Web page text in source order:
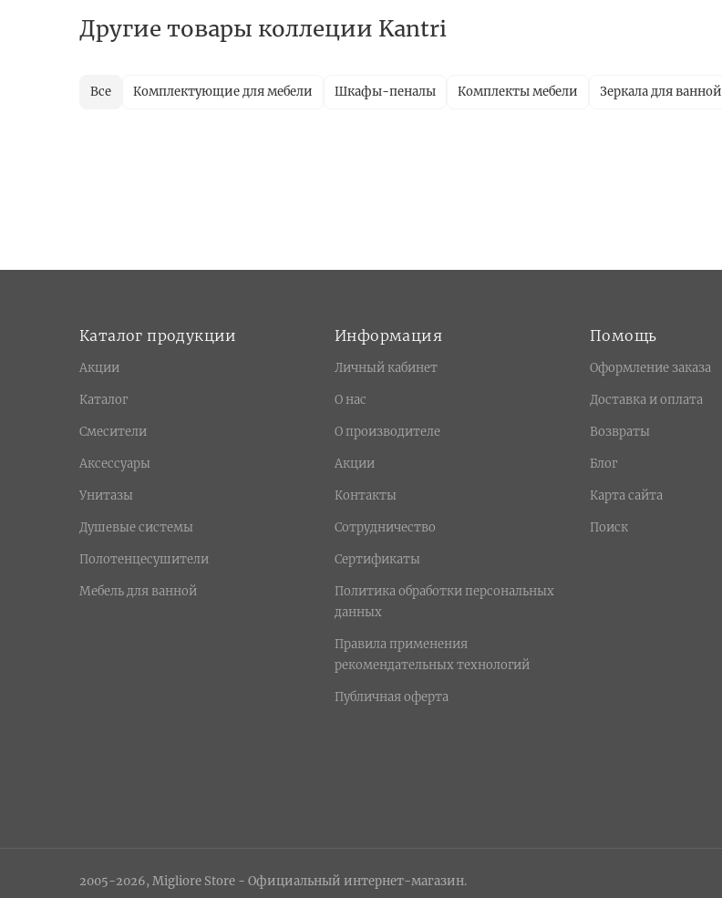
Другие товары коллеции Kantri
Все Комплектующие для мебели Шкафы-пеналы Комплекты мебели Зеркала для ванной
Каталог продукции
Акции
Каталог
Смесители
Аксессуары
Унитазы
Душевые системы
Полотенцесушители
Мебель для ванной
Информация
Личный кабинет
О нас
О производителе
Акции
Контакты
Сотрудничество
Сертификаты
Политика обработки персональных
данных
Правила применения
рекомендательных технологий
Публичная оферта
Помощь
Оформление заказа
Доставка и оплата
Возвраты
Блог
Карта сайта
Поиск
2005-2026, Migliore Store - Официальный интернет-магазин.